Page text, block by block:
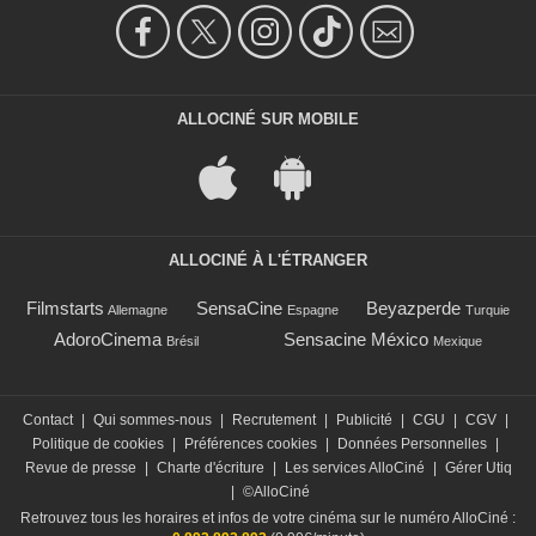
ALLOCINÉ SUR MOBILE
ALLOCINÉ À L'ÉTRANGER
Filmstarts Allemagne SensaCine Espagne Beyazperde Turquie
AdoroCinema Brésil Sensacine México Mexique
Contact Qui sommes-nous Recrutement Publicité CGU CGV
Politique de cookies
Préférences cookies Données Personnelles
Revue de presse
Charte d'écriture Les services AlloCiné
Gérer Utiq
©AlloCiné
Retrouvez tous les horaires et infos de votre cinéma sur le numéro AlloCiné :